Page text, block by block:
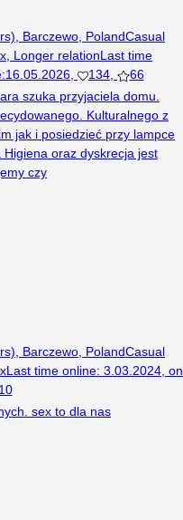
Barczewo, PolandCasual
Longer relationLast time
:16.05.2026 134
66
szuka przyjaciela domu.
Kulturalnego z
jak i posiedzieć przy lampce
Higiena oraz dyskrecja jest
czy
Barczewo, PolandCasual
Last time online: 3.03.2024, on
sex to dla nas